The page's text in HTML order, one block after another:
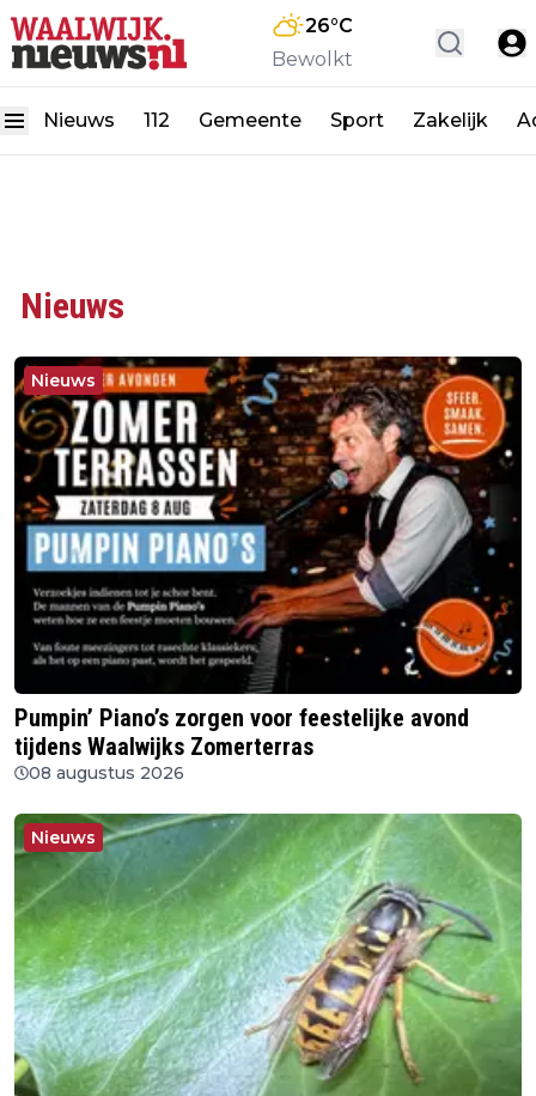
26°C
Bewolkt
Nieuws 112 Gemeente Sport Zakelijk
Nieuws
Nieuws
Pumpin’ Piano’s zorgen voor feestelijke avond
tijdens Waalwijks Zomerterras
08 augustus 2026
Nieuws